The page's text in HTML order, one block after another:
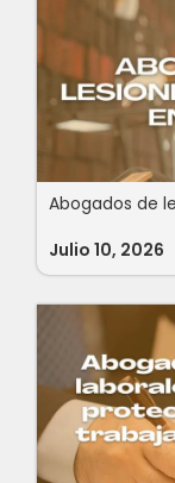
Abogados de
Julio 10, 2026